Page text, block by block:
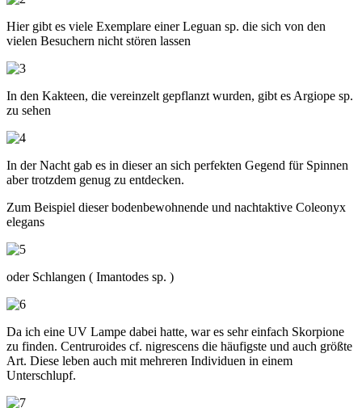
Hier gibt es viele Exemplare einer Leguan sp. die sich von den
vielen Besuchern nicht stören lassen
In den Kakteen, die vereinzelt gepflanzt wurden, gibt es Argiope sp.
zu sehen
In der Nacht gab es in dieser an sich perfekten Gegend für Spinnen
aber trotzdem genug zu entdecken.
Zum Beispiel dieser bodenbewohnende und nachtaktive Coleonyx
elegans
oder Schlangen ( Imantodes sp. )
Da ich eine UV Lampe dabei hatte, war es sehr einfach Skorpione
zu finden. Centruroides cf. nigrescens die häufigste und auch größte
Art. Diese leben auch mit mehreren Individuen in einem
Unterschlupf.